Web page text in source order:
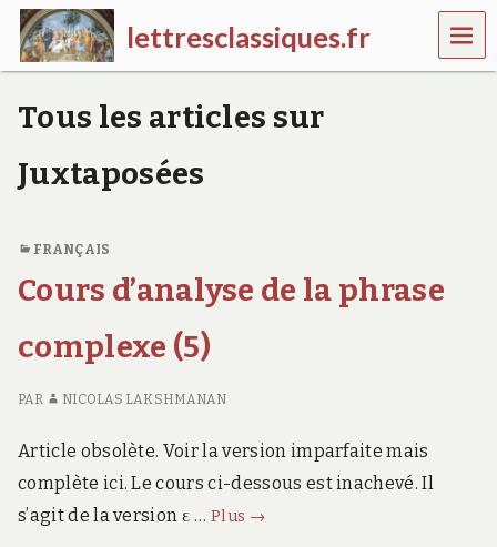
lettresclassiques.fr
L
s
t
e
e
e
g
e
m
e
t
MEN
U
Tous les articles sur
Juxtaposées
FRANÇAIS
Cours d’analyse de la phrase
complexe (5)
PAR NICOLAS LAKSHMANAN
Article obsolète. Voir la version imparfaite mais
complète ici. Le cours ci-dessous est inachevé. Il
s’agit de la version ε … Plus
Cours
→